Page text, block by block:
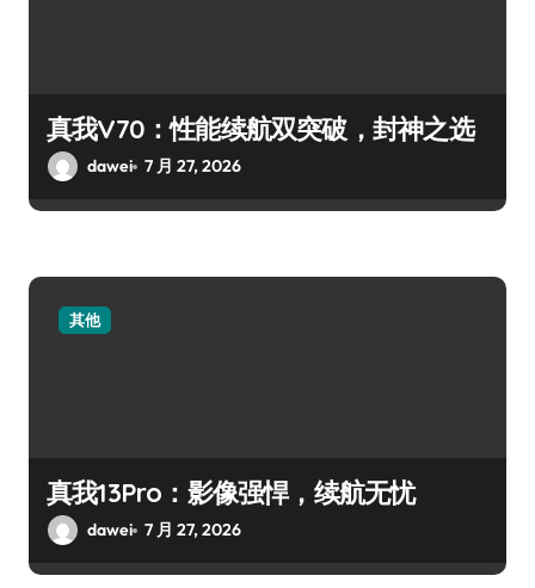
真我V70：性能续航双突破，封神之选
dawei 7 月 27, 2026
其他
真我13Pro：影像强悍，续航无忧
dawei 7 月 27, 2026